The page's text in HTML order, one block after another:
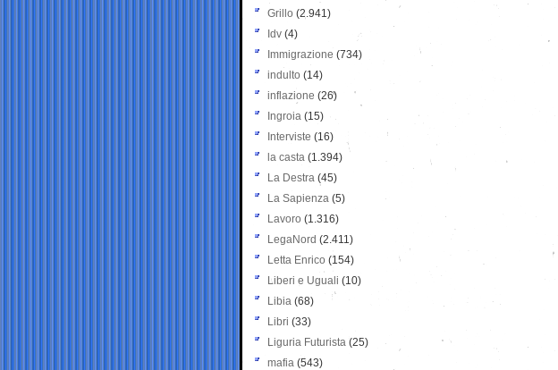
Grillo (2.941)
Idv (4)
Immigrazione (734)
indulto (14)
inflazione (26)
Ingroia (15)
Interviste (16)
la casta (1.394)
La Destra (45)
La Sapienza (5)
Lavoro (1.316)
LegaNord (2.411)
Letta Enrico (154)
Liberi e Uguali (10)
Libia (68)
Libri (33)
Liguria Futurista (25)
mafia (543)